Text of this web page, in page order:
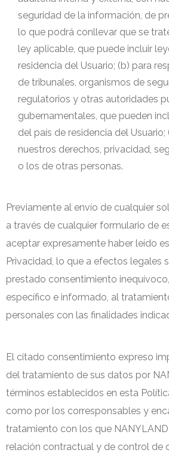
seguridad de la información, de
lo que podrá conllevar que se
ley aplicable, que puede incluir
residencia del Usuario; (b) para
de tribunales, organismos de
regulatorios y otras autoridades
gubernamentales, que pueden
del país de residencia del
nuestros derechos, privacidad,
o los de otras personas.
Previamente al envío de cualquier
a través de cualquier formulario de
aceptar expresamente haber leído
Privacidad, lo que a efectos legales
prestado consentimiento
específico e informado, al
personales con las finalidades
El citado consentimiento expreso
del tratamiento de sus datos por
términos establecidos en esta
como por los corresponsables y
tratamiento con los que
relación contractual y de control de